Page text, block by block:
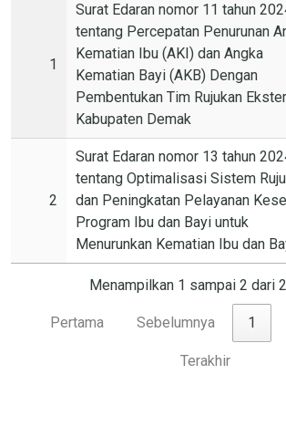
1
Surat Edaran nomor 11 tahun
tentang Percepatan Penurunan
Kematian Ibu (AKI) dan Angka
Kematian Bayi (AKB) Dengan
Pembentukan Tim Rujukan
Kabupaten Demak
2
Surat Edaran nomor 13 tahun
tentang Optimalisasi Sistem
dan Peningkatan Pelayanan
Program Ibu dan Bayi untuk
Menurunkan Kematian Ibu dan
Menampilkan 1 sampai 2 dari
Pertama Sebelumnya 1
Terakhir